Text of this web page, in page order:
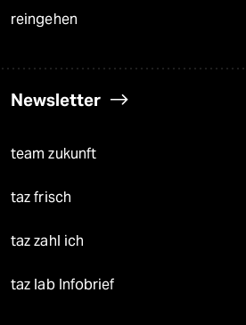
reingehen
Newsletter
team zukunft
taz frisch
taz zahl ich
taz lab Infobrief